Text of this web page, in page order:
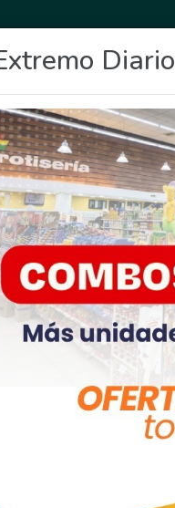
HOY OCIO DEPORTES
Diario